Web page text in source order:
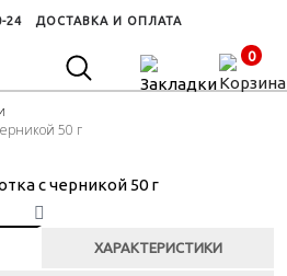
24 ДОСТАВКА И ОПЛАТА
0
50 г
ХАРАКТЕРИСТИКИ